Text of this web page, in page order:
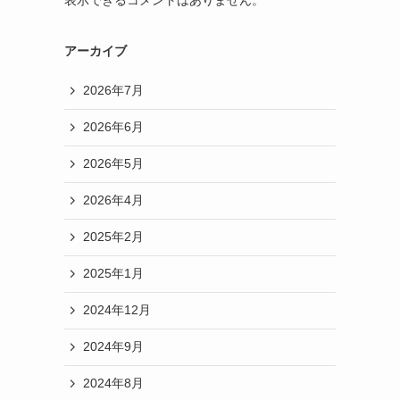
アーカイブ
2026年7月
2026年6月
2026年5月
2026年4月
2025年2月
2025年1月
2024年12月
2024年9月
2024年8月